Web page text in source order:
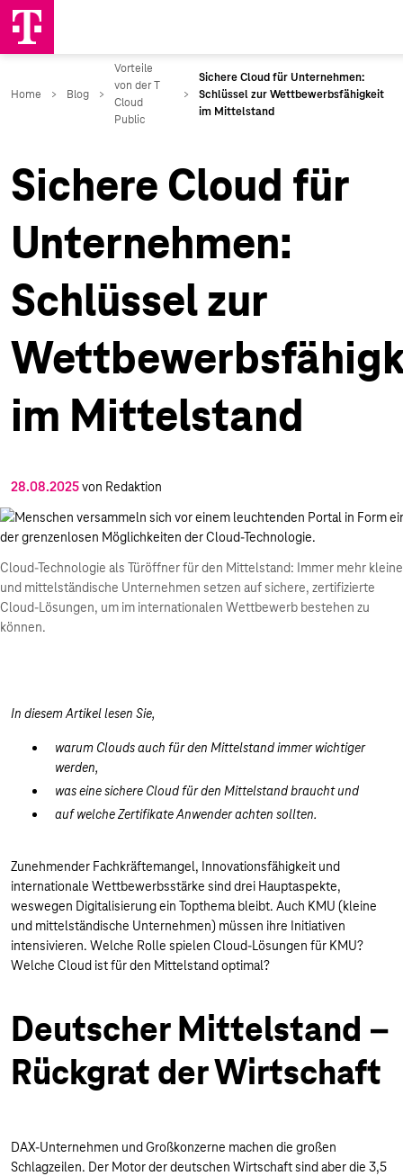
Sichere Cloud für
Unternehmen:
Schlüssel zur
im Mittelstand
28.08.2025von Redaktion
Cloud-Technologie als Türöffner für den Mittelstand: Immer mehr kleine
und mittelständische Unternehmen setzen auf sichere, zertifizierte
Cloud-Lösungen, um im internationalen Wettbewerb bestehen zu
können.
In diesem Artikel lesen Sie,
warum Clouds auch für den Mittelstand immer wichtiger
werden,
was eine sichere Cloud für den Mittelstand braucht und
auf welche Zertifikate Anwender achten sollten.
Zunehmender Fachkräftemangel, Innovationsfähigkeit und
internationale Wettbewerbsstärke sind drei Hauptaspekte,
weswegen Digitalisierung ein Topthema bleibt. Auch KMU (kleine
und mittelständische Unternehmen) müssen ihre Initiativen
intensivieren. Welche Rolle spielen Cloud-Lösungen für KMU?
Welche Cloud ist für den Mittelstand optimal?
Deutscher Mittelstand –
Rückgrat der Wirtschaft
DAX-Unternehmen und Großkonzerne machen die großen
Schlagzeilen. Der Motor der deutschen Wirtschaft sind aber die 3,5